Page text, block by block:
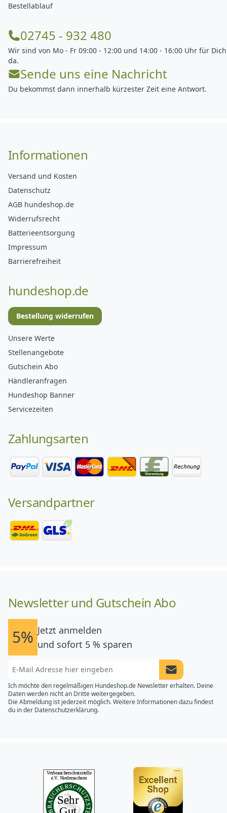
Bestellablauf
02745 - 932 480
Wir sind von Mo - Fr 09:00 - 12:00 und 14:00 - 16:00 Uhr für Dich
da.
Sende uns eine Nachricht
Du bekommst dann innerhalb kürzester Zeit eine Antwort.
Informationen
Versand und Kosten
Datenschutz
AGB hundeshop.de
Widerrufsrecht
Batterieentsorgung
Impressum
Barrierefreiheit
hundeshop.de
Bestellung widerrufen
Unsere Werte
Stellenangebote
Gutschein Abo
Händleranfragen
Hundeshop Banner
Servicezeiten
Zahlungsarten
Versandpartner
Newsletter und Gutschein Abo
5% Jetzt anmelden
und sofort 5 % sparen
Newsletter
Ich möchte den regelmäßigen Hundeshop.de Newsletter erhalten. Deine
Daten werden nicht an Dritte weitergegeben.
Die Abmeldung ist jederzeit möglich. Weitere Informationen dazu findest
du in der Datenschutzerklärung.